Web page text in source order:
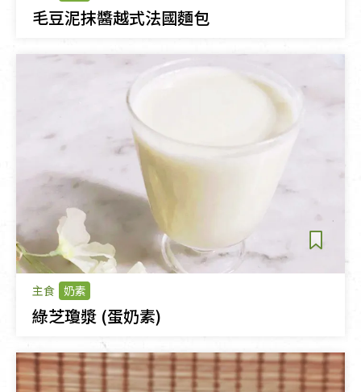
毛豆泥抹醬越式法國麵包
主食 奶素
綠芝瓊漿 (蛋奶素)